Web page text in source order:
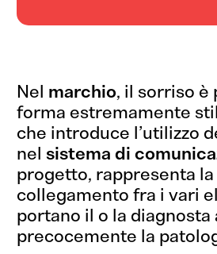
Nel marchio, il sorriso è
forma estremamente
che introduce l’utilizzo
nel sistema di
progetto, rappresenta la
collegamento fra i vari
portano il o la
precocemente la